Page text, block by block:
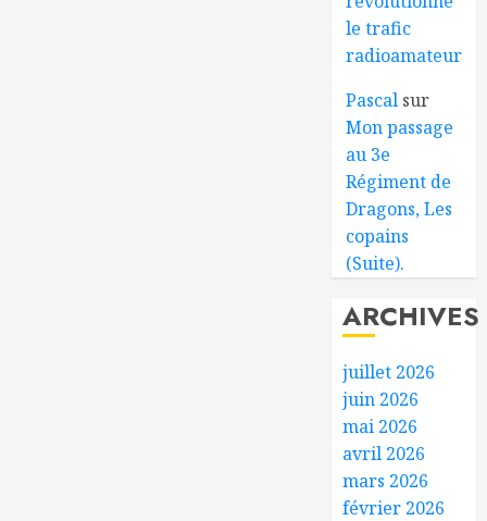
le trafic
radioamateur
Pascal sur
Mon passage
au 3e
Régiment de
Dragons, Les
copains
(Suite).
ARCHIVES
juillet 2026
juin 2026
mai 2026
avril 2026
mars 2026
février 2026